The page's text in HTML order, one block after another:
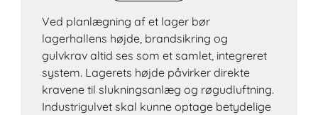
Ved planlægning af et lager bør
lagerhallens højde, brandsikring og
gulvkrav altid ses som et samlet, integreret
system. Lagerets højde påvirker direkte
kravene til slukningsanlæg og røgudluftning.
Industrigulvet skal kunne optage betydelige